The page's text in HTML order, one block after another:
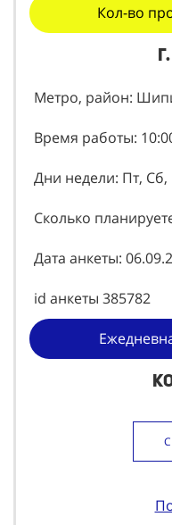
Кол-во
Метро, район:
Время работы:
Дни недели: Пт, Сб,
Сколько
Дата анкеты:
id анкеты 385782